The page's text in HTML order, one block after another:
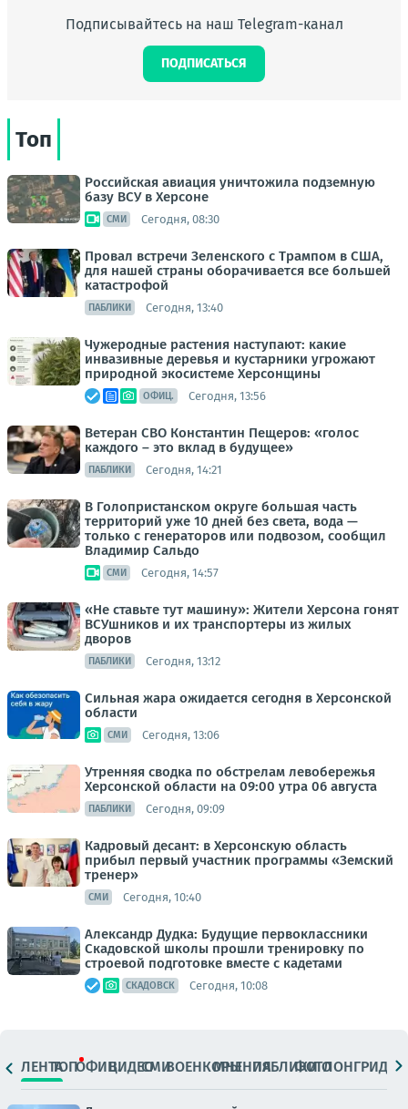
Подписывайтесь на наш Telegram-канал
ПОДПИСАТЬСЯ
Топ
Российская авиация уничтожила подземную
базу ВСУ в Херсоне
СМИ Сегодня, 08:30
Провал встречи Зеленского с Трампом в США,
для нашей страны оборачивается все большей
катастрофой
ПАБЛИКИ Сегодня, 13:40
Чужеродные растения наступают: какие
инвазивные деревья и кустарники угрожают
природной экосистеме Херсонщины
ОФИЦ. Сегодня, 13:56
Ветеран СВО Константин Пещеров: «голос
каждого – это вклад в будущее»
ПАБЛИКИ Сегодня, 14:21
В Голопристанском округе большая часть
территорий уже 10 дней без света, вода —
только с генераторов или подвозом, сообщил
Владимир Сальдо
СМИ Сегодня, 14:57
«Не ставьте тут машину»: Жители Херсона гонят
ВСУшников и их транспортеры из жилых
дворов
ПАБЛИКИ Сегодня, 13:12
Сильная жара ожидается сегодня в Херсонской
области
СМИ Сегодня, 13:06
Утренняя сводка по обстрелам левобережья
Херсонской области на 09:00 утра 06 августа
ПАБЛИКИ Сегодня, 09:09
Кадровый десант: в Херсонскую область
прибыл первый участник программы «Земский
тренер»
СМИ Сегодня, 10:40
Александр Дудка: Будущие первоклассники
Скадовской школы прошли тренировку по
строевой подготовке вместе с кадетами
СКАДОВСК Сегодня, 10:08
ЛЕНТАТОПОФИЦ.ВИДЕОСМИВОЕНКОРЫМНЕНИЯПАБЛИКИ
ФОТОЛОНГРИДЫ